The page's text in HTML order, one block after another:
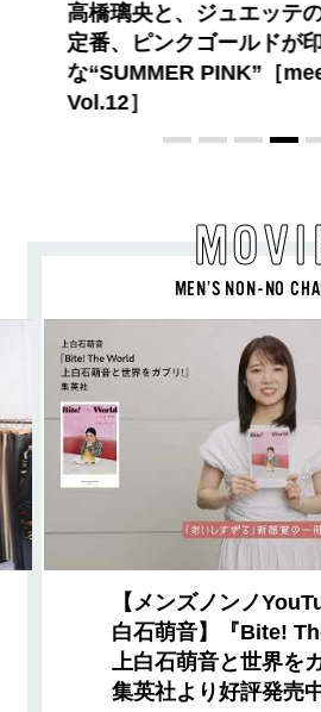
【PRADA × NI-
る、ニューモード
MEN’S NON-NO
【メンズノンノ
白石萌音】『Bite!
上白石萌音と世界を
集英社より好評発売